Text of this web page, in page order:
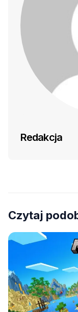
Redakcja
Czytaj